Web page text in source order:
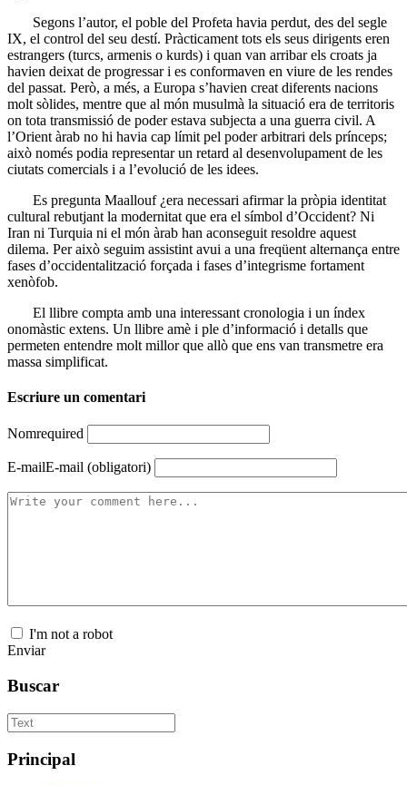
Segons l’autor, el poble del Profeta havia perdut, des del segle
IX, el control del seu destí. Pràcticament tots els seus dirigents eren
estrangers (turcs, armenis o kurds) i quan van arribar els croats ja
havien deixat de progressar i es conformaven en viure de les rendes
del passat. Però, a més, a Europa s’havien creat diferents nacions
molt sòlides, mentre que al món musulmà la situació era de territoris
on tota transmissió de poder estava subjecta a una guerra civil. A
l’Orient àrab no hi havia cap límit pel poder arbitrari dels prínceps;
això només podia representar un retard al desenvolupament de les
ciutats comercials i a l’evolució de les idees.
Es pregunta Maallouf ¿era necessari afirmar la pròpia identitat
cultural rebutjant la modernitat que era el símbol d’Occident? Ni
Iran ni Turquia ni el món àrab han aconseguit resoldre aquest
dilema. Per això seguim assistint avui a una freqüent alternança entre
fases d’occidentalització forçada i fases d’integrisme fortament
xenòfob.
El llibre compta amb una interessant cronologia i un índex
onomàstic extens. Un llibre amè i ple d’informació i detalls que
permeten entendre molt millor que allò que ens van transmetre era
massa simplificat.
Escriure un comentari
Nomrequired
E-mailE-mail (obligatori)
I'm not a robot
Enviar
Buscar
Principal